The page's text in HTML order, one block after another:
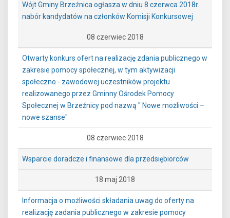
Wójt Gminy Brzeźnica ogłasza w dniu 8 czerwca 2018r.
nabór kandydatów na członków Komisji Konkursowej
08 czerwiec 2018
Otwarty konkurs ofert na realizację zdania publicznego w
zakresie pomocy społecznej, w tym aktywizacji
społeczno - zawodowej uczestników projektu
realizowanego przez Gminny Ośrodek Pomocy
Społecznej w Brzeźnicy pod nazwą " Nowe możliwości –
nowe szanse"
08 czerwiec 2018
Wsparcie doradcze i finansowe dla przedsiębiorców
18 maj 2018
Informacja o możliwości składania uwag do oferty na
realizację zadania publicznego w zakresie pomocy